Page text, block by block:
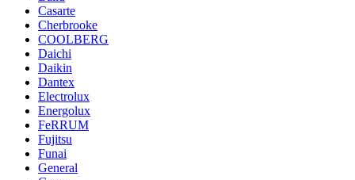
Casarte
Cherbrooke
COOLBERG
Daichi
Daikin
Dantex
Electrolux
Energolux
FeRRUM
Fujitsu
Funai
General